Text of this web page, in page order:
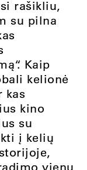
rašikliu,
su pilna
Kaip
kelionė
kas
kino
su
į kelių
vienu